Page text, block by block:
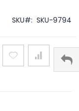
SKU SKU-9794